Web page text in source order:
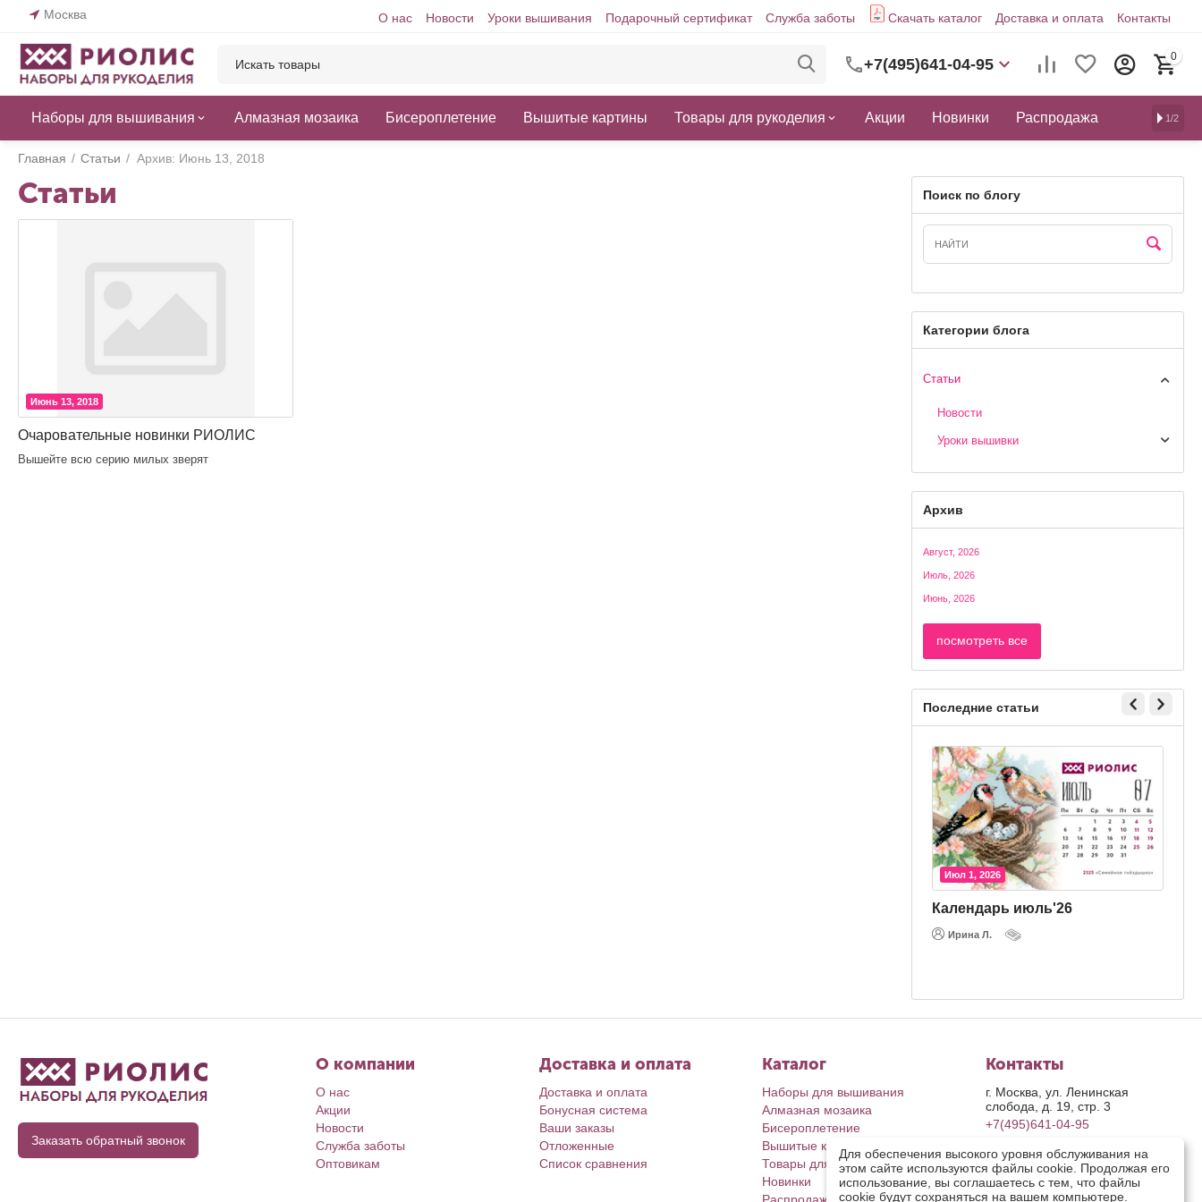
Москва О нас Новости Уроки вышивания Подарочный сертификат Служба заботы Скачать каталог Доставка и оплата Контакты
+7(495)641-04-95 0
Наборы для вышивания Алмазная мозаика Бисероплетение Вышитые картины Товары для рукоделия Акции Новинки Распродажа 1/2
Главная / Статьи / Архив: Июнь 13, 2018
Статьи
Июнь 13, 2018
Очаровательные новинки РИОЛИС
Вышейте всю серию милых зверят
Поиск по блогу
Категории блога
Статьи
Новости
Уроки вышивки
Архив
Август, 2026
Июль, 2026
Июнь, 2026
посмотреть все
Последние статьи
Июл 1, 2026
Календарь июль'26
Ирина Л.
Заказать обратный звонок
О компании
О нас
Акции
Новости
Служба заботы
Оптовикам
Доставка и оплата
Доставка и оплата
Бонусная система
Ваши заказы
Отложенные
Список сравнения
Каталог
Наборы для вышивания
Алмазная мозаика
Бисероплетение
Вышитые картины
Товары для рукоделия
Новинки
Контакты
г. Москва, ул. Ленинская
слобода, д. 19, стр. 3
+7(495)641-04-95
пн-пт: с 9-00 до 17-00
сб, вс: выходные дни
retail@riolis.ru
Посмотреть на карте
Для обеспечения высокого уровня обслуживания на
этом сайте используются файлы cookie. Продолжая его
использование, вы соглашаетесь с тем, что файлы
cookie будут сохраняться на вашем компьютере.